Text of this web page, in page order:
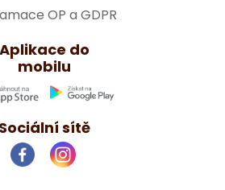
OP a GDPR
Aplikace do
mobilu
Sociální sítě